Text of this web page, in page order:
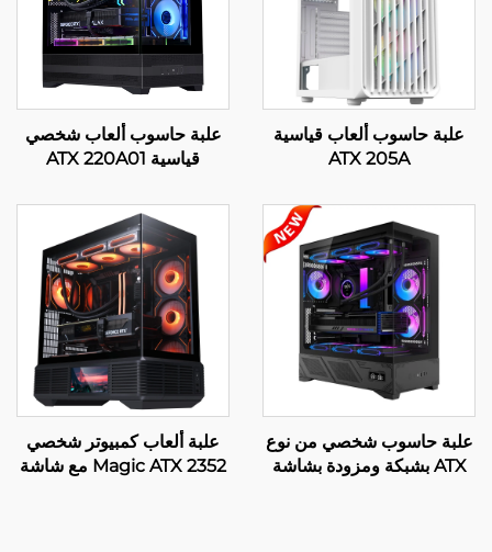
علبة حاسوب ألعاب قياسية
ATX 205A
علبة حاسوب ألعاب شخصي
قياسية ATX 220A01
علبة حاسوب شخصي من نوع
ATX بشبكة ومزودة بشاشة
علبة ألعاب كمبيوتر شخصي
2352 Magic ATX مع شاشة